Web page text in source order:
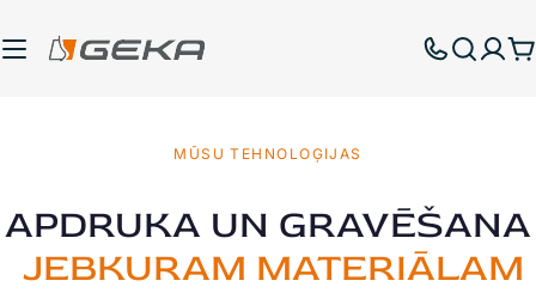
uz
MŪSU TEHNOLOĢIJAS
APDRUKA UN GRAVĒŠANA
JEBKURAM MATERIĀLAM